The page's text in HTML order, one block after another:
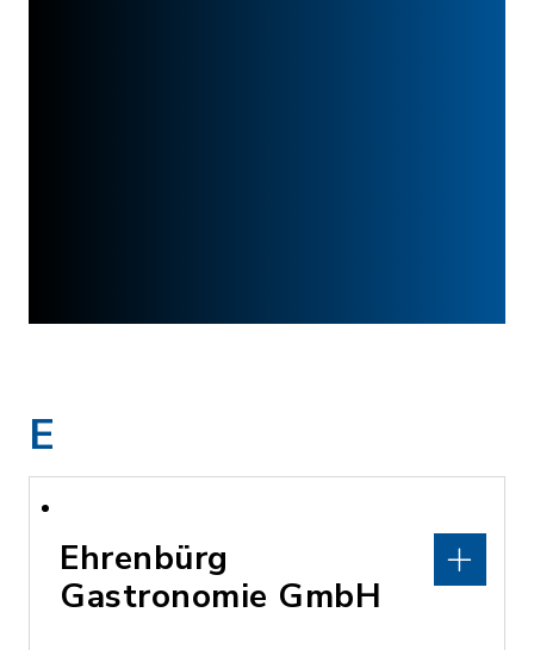
E
Ehrenbürg
Gastronomie GmbH